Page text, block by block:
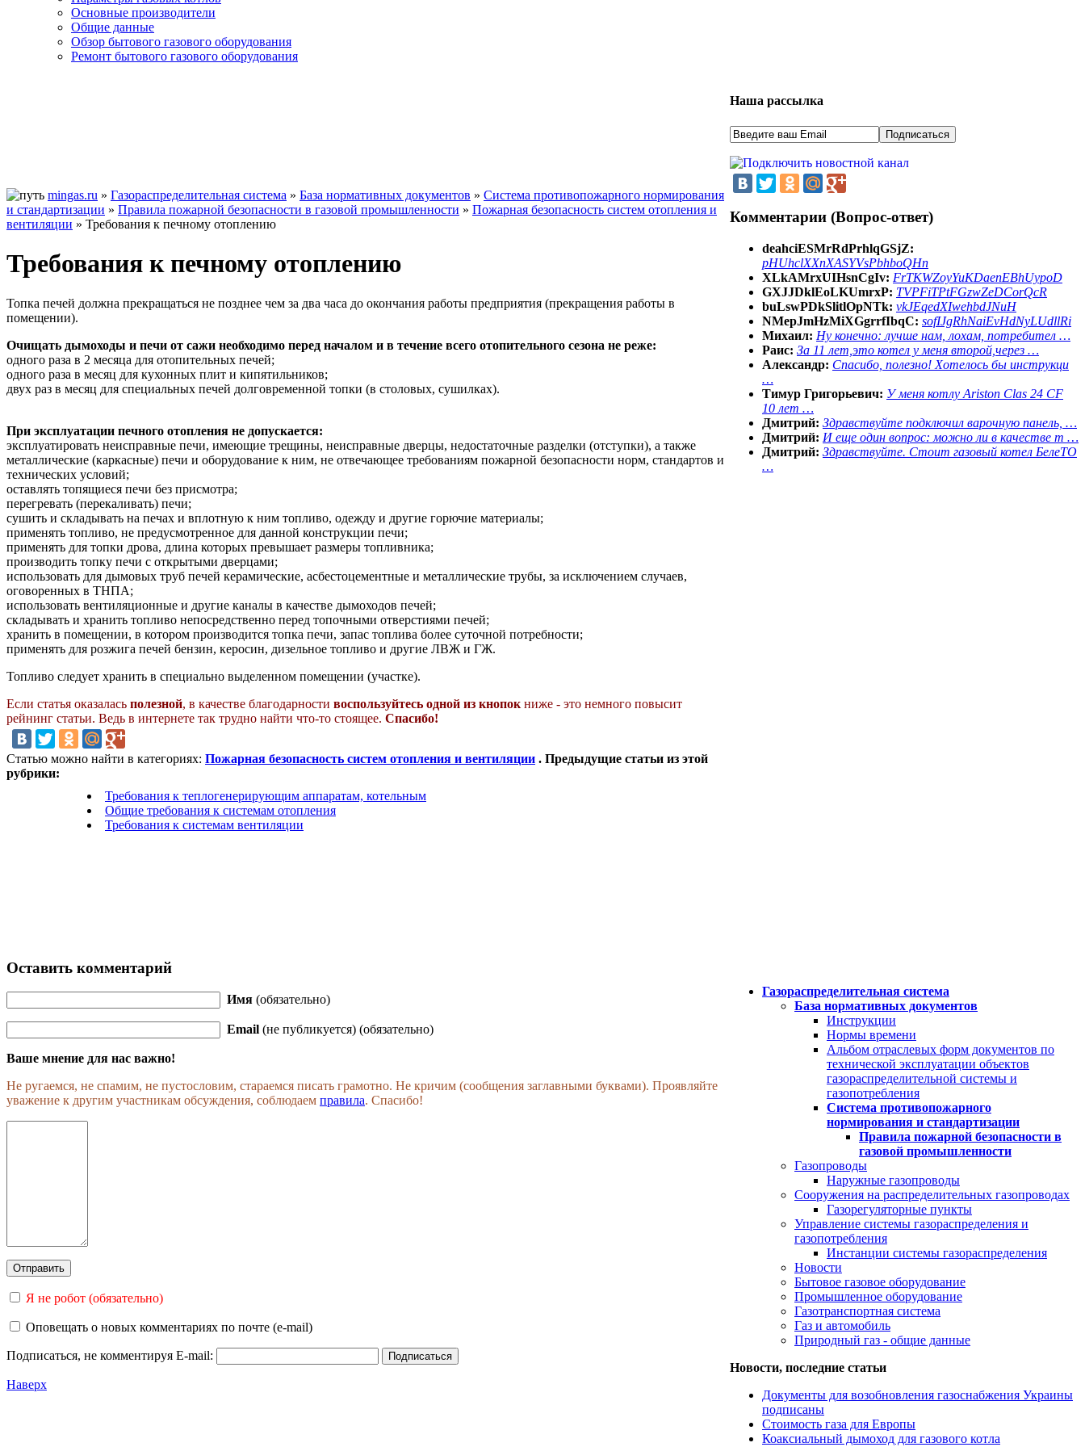
Основные производители
Общие данные
Обзор бытового газового оборудования
Ремонт бытового газового оборудования
mingas.ru » Газораспределительная система » База нормативных документов » Система противопожарного нормирования
и стандартизации » Правила пожарной безопасности в газовой промышленности » Пожарная безопасность систем отопления и
вентиляции » Требования к печному отоплению
Требования к печному отоплению
Топка печей должна прекращаться не позднее чем за два часа до окончания работы предприятия (прекращения работы в
помещении).
Очищать дымоходы и печи от сажи необходимо перед началом и в течение всего отопительного сезона не реже:
одного раза в 2 месяца для отопительных печей;
одного раза в месяц для кухонных плит и кипятильников;
двух раз в месяц для специальных печей долговременной топки (в столовых, сушилках).
При эксплуатации печного отопления не допускается:
эксплуатировать неисправные печи, имеющие трещины, неисправные дверцы, недостаточные разделки (отступки), а также
металлические (каркасные) печи и оборудование к ним, не отвечающее требованиям пожарной безопасности норм, стандартов и
технических условий;
оставлять топящиеся печи без присмотра;
перегревать (перекаливать) печи;
сушить и складывать на печах и вплотную к ним топливо, одежду и другие горючие материалы;
применять топливо, не предусмотренное для данной конструкции печи;
применять для топки дрова, длина которых превышает размеры топливника;
производить топку печи с открытыми дверцами;
использовать для дымовых труб печей керамические, асбестоцементные и металлические трубы, за исключением случаев,
оговоренных в ТНПА;
использовать вентиляционные и другие каналы в качестве дымоходов печей;
складывать и хранить топливо непосредственно перед топочными отверстиями печей;
хранить в помещении, в котором производится топка печи, запас топлива более суточной потребности;
применять для розжига печей бензин, керосин, дизельное топливо и другие ЛВЖ и ГЖ.
Топливо следует хранить в специально выделенном помещении (участке).
Если статья оказалась полезной, в качестве благодарности воспользуйтесь одной из кнопок ниже - это немного повысит
рейнинг статьи. Ведь в интернете так трудно найти что-то стоящее. Спасибо!
Статью можно найти в категориях: Пожарная безопасность систем отопления и вентиляции . Предыдущие статьи из этой
рубрики:
Требования к теплогенерирующим аппаратам, котельным
Общие требования к системам отопления
Требования к системам вентиляции
Оставить комментарий
Имя (обязательно)
Email (не публикуется) (обязательно)
Ваше мнение для нас важно!
Не ругаемся, не спамим, не пустословим, стараемся писать грамотно. Не кричим (сообщения заглавными буквами). Проявляйте
уважение к другим участникам обсуждения, соблюдаем правила. Спасибо!
Я не робот (обязательно)
Оповещать о новых комментариях по почте (e-mail)
Подписаться, не комментируя E-mail:
Наверх
Наша рассылка
Комментарии (Вопрос-ответ)
deahciESMrRdPrhlqGSjZ:
pHUhclXXnXASYVsPbhboQHn
XLkAMrxUIHsnCgIv: FrTKWZoyYuKDaenEBhUypoD
GXJJDklEoLKUmrxP: TVPFiTPtFGzwZeDCorQcR
buLswPDkSlitlOpNTk: vkJEqedXIwehbdJNuH
NMepJmHzMiXGgrrfIbqC: sofIJgRhNaiEvHdNyLUdllRi
Михаил: Ну конечно: лучше нам, лохам, потребител …
Раис: За 11 лет,это котел у меня второй,через …
Александр: Спасибо, полезно! Хотелось бы инструкци
…
Тимур Григорьевич: У меня котлу Ariston Clas 24 CF
10 лет …
Дмитрий: Здравствуйте подключил варочную панель, …
Дмитрий: И еще один вопрос: можно ли в качестве т …
Дмитрий: Здравствуйте. Стоит газовый котел БелеТО
…
Газораспределительная система
База нормативных документов
Инструкции
Нормы времени
Альбом отраслевых форм документов по
технической эксплуатации объектов
газораспределительной системы и
газопотребления
Система противопожарного
нормирования и стандартизации
Правила пожарной безопасности в
газовой промышленности
Газопроводы
Наружные газопроводы
Сооружения на распределительных газопроводах
Газорегуляторные пункты
Управление системы газораспределения и
газопотребления
Инстанции системы газораспределения
Новости
Бытовое газовое оборудование
Промышленное оборудование
Газотранспортная система
Газ и автомобиль
Природный газ - общие данные
Новости, последние статьи
Документы для возобновления газоснабжения Украины
подписаны
Стоимость газа для Европы
Коаксиальный дымоход для газового котла